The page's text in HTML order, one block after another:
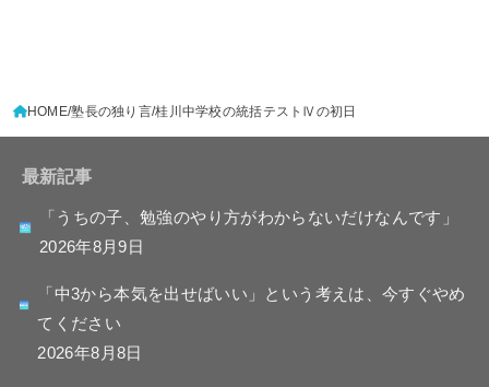
HOME 塾長の独り言 桂川中学校の統括テストⅣの初日
最新記事
「うちの子、勉強のやり方がわからないだけなんです」
2026年8月9日
「中3から本気を出せばいい」という考えは、今すぐやめ
てください
2026年8月8日